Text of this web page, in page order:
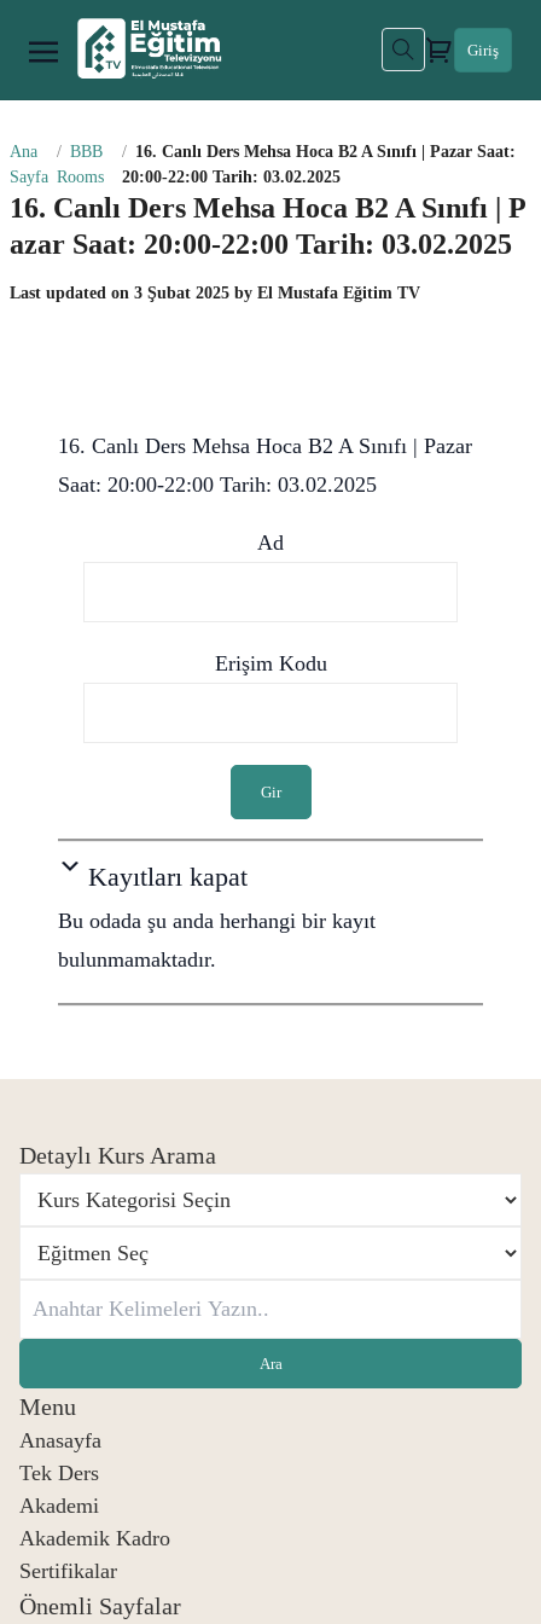
Giriş
Ana
Sayfa
BBB
Rooms
16. Canlı Ders Mehsa Hoca B2 A Sınıfı | Pazar Saat:
20:00-22:00 Tarih: 03.02.2025
16. Canlı Ders Mehsa Hoca B2 A Sınıfı | P
azar Saat: 20:00-22:00 Tarih: 03.02.2025
Last updated on 3 Şubat 2025 by El Mustafa Eğitim TV
16. Canlı Ders Mehsa Hoca B2 A Sınıfı | Pazar
Saat: 20:00-22:00 Tarih: 03.02.2025
Ad
Erişim Kodu
Gir
Kayıtları kapat
Bu odada şu anda herhangi bir kayıt
bulunmamaktadır.
Detaylı Kurs Arama
Menu
Anasayfa
Tek Ders
Akademi
Akademik Kadro
Sertifikalar
Önemli Sayfalar